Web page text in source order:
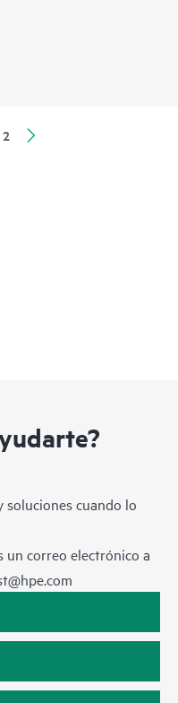
2
soluciones cuando lo
un correo electrónico a